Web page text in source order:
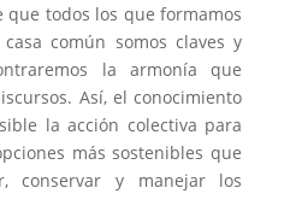
que todos los que formamos
común somos claves y
la armonía que
Así, el conocimiento
la acción colectiva para
más sostenibles que
conservar y manejar los